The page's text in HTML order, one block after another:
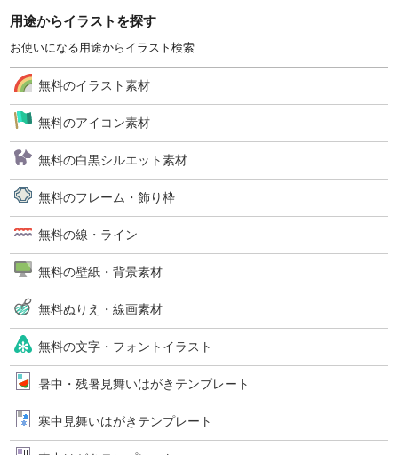
用途からイラストを探す
お使いになる用途からイラスト検索
無料のイラスト素材
無料のアイコン素材
無料の白黒シルエット素材
無料のフレーム・飾り枠
無料の線・ライン
無料の壁紙・背景素材
無料ぬりえ・線画素材
無料の文字・フォントイラスト
暑中・残暑見舞いはがきテンプレート
寒中見舞いはがきテンプレート